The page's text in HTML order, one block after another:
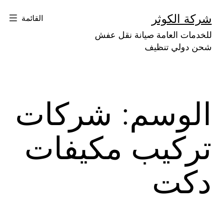
إلى
المحتوى
شركة الكوثر
للخدمات العامة صيانة نقل عفش
شحن دولي تنظيف
القائمة
الوسم: شركات
تركيب مكيفات
دكت